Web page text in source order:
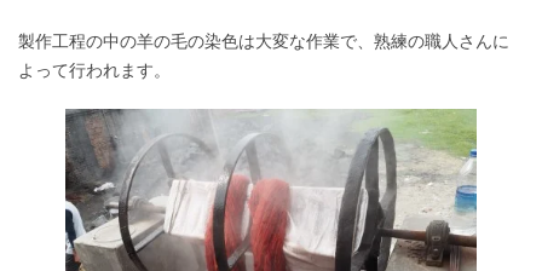
製作工程の中の羊の毛の染色は大変な作業で、熟練の職人さんに
よって行われます。